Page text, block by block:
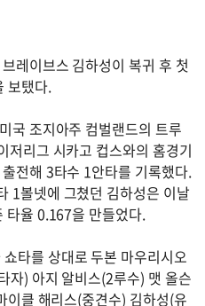
레이브스 김하성이 복귀 후 첫
보탰다.
국 조지아주 컴벌랜드의 트루
저리그 시카고 컵스와의 홈경기
전해 3타수 1안타를 기록했다.
1볼넷에 그쳤던 김하성은 이날
타율 0.167을 만들었다.
타를 상대로 두본 마우리시오
자) 아지 알비스(2루수) 맷 올슨
클 해리스(중견수) 김하성(유